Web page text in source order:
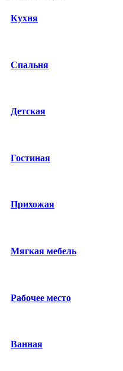
Кухня
Спальня
Детская
Гостиная
Прихожая
Мягкая мебель
Рабочее место
Ванная